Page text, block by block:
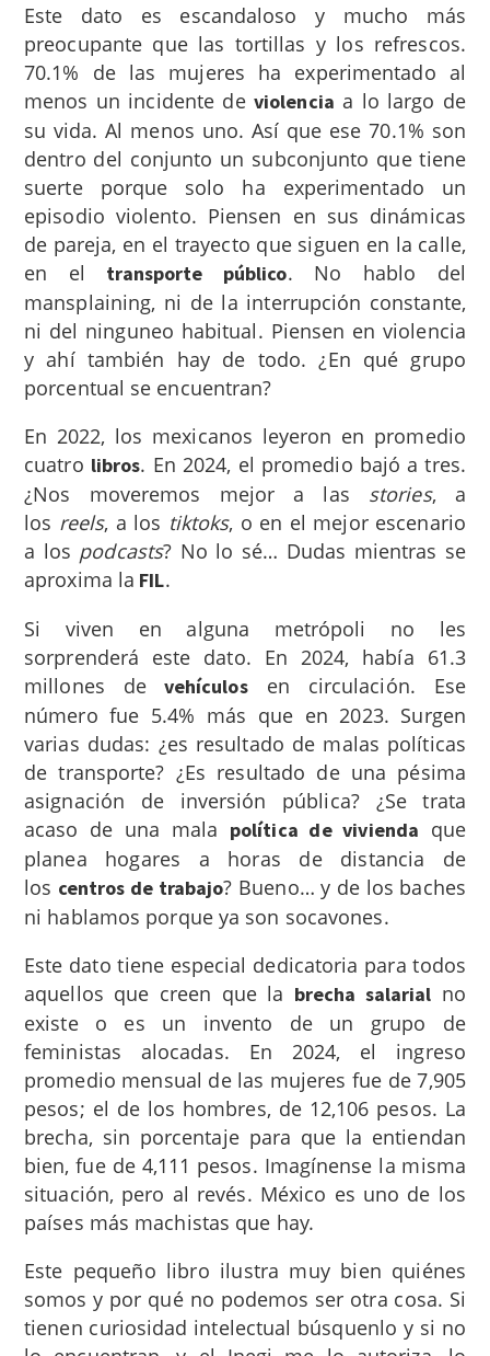
Este dato es escandaloso y mucho más
preocupante que las tortillas y los refrescos.
70.1% de las mujeres ha experimentado al
menos un incidente de violencia a lo largo de
su vida. Al menos uno. Así que ese 70.1% son
dentro del conjunto un subconjunto que tiene
suerte porque solo ha experimentado un
episodio violento. Piensen en sus dinámicas
de pareja, en el trayecto que siguen en la calle,
en el transporte público. No hablo del
mansplaining, ni de la interrupción constante,
ni del ninguneo habitual. Piensen en violencia
y ahí también hay de todo. ¿En qué grupo
porcentual se encuentran?
En 2022, los mexicanos leyeron en promedio
cuatro libros. En 2024, el promedio bajó a tres.
¿Nos moveremos mejor a las stories, a
los reels, a los tiktoks, o en el mejor escenario
a los podcasts? No lo sé… Dudas mientras se
aproxima la FIL.
Si viven en alguna metrópoli no les
sorprenderá este dato. En 2024, había 61.3
millones devehículosen circulación. Ese
número fue 5.4% más que en 2023. Surgen
varias dudas: ¿es resultado de malas políticas
de transporte? ¿Es resultado de una pésima
asignación de inversión pública? ¿Se trata
acaso de una mala política de vivienda que
planea hogares a horas de distancia de
los centros de trabajo? Bueno… y de los baches
ni hablamos porque ya son socavones.
Este dato tiene especial dedicatoria para todos
aquellos que creen que la brecha salarial no
existe o es un invento de un grupo de
feministas alocadas. En 2024, el ingreso
promedio mensual de las mujeres fue de 7,905
pesos; el de los hombres, de 12,106 pesos. La
brecha, sin porcentaje para que la entiendan
bien, fue de 4,111 pesos. Imagínense la misma
situación, pero al revés. México es uno de los
países más machistas que hay.
Este pequeño libro ilustra muy bien quiénes
somos y por qué no podemos ser otra cosa. Si
tienen curiosidad intelectual búsquenlo y si no